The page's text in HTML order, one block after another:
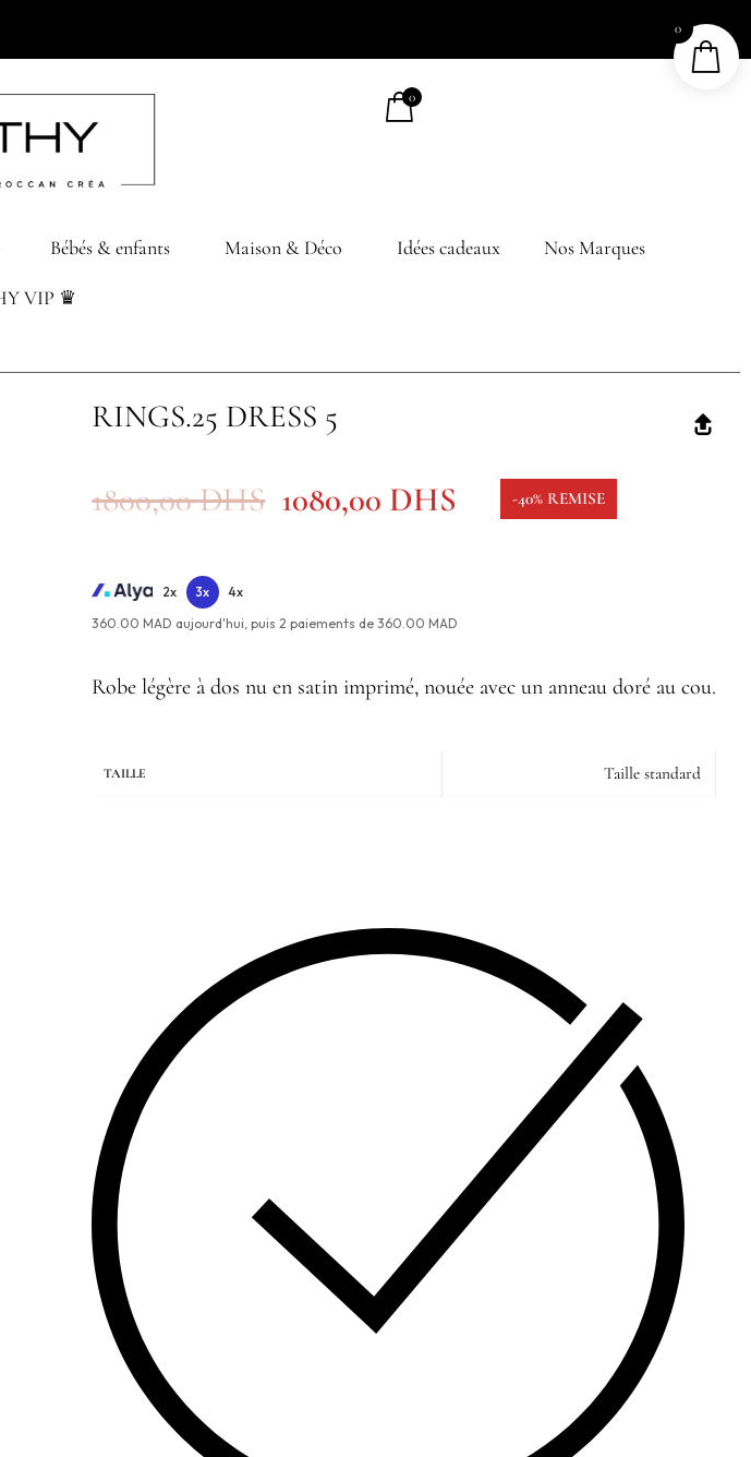
0
Bébés & enfants Maison & Déco Idées cadeaux Nos Marques
VIP ♛
RINGS.25 DRESS 5
1800,00DHS 1080,00 DHS -40% REMISE
2x 3x
4x
360.00 MAD aujourd'hui, puis2 paiements de360.00 MAD
Robe légère à dos nu en satin imprimé, nouée avec un anneau doré au cou.
TAILLE Taille standard
0